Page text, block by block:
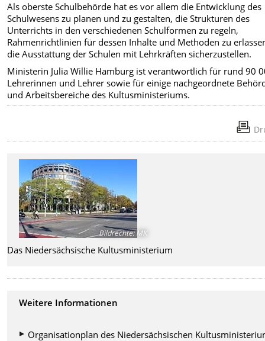
Als oberste Schulbehörde hat es vor allem die Entwicklung des
Schulwesens zu planen und zu gestalten, die Strukturen des
Unterrichts in den verschiedenen Schulformen zu regeln,
Rahmenrichtlinien für dessen Inhalte und Methoden zu
die Ausstattung der Schulen mit Lehrkräften sicherzustellen.
Ministerin Julia Willie Hamburg ist verantwortlich für rund 90
Lehrerinnen und Lehrer sowie für einige nachgeordnete
und Arbeitsbereiche des Kultusministeriums.
Bildrechte:MK
Das Niedersächsische Kultusministerium
Weitere Informationen
Organisationplan des Niedersächsischen